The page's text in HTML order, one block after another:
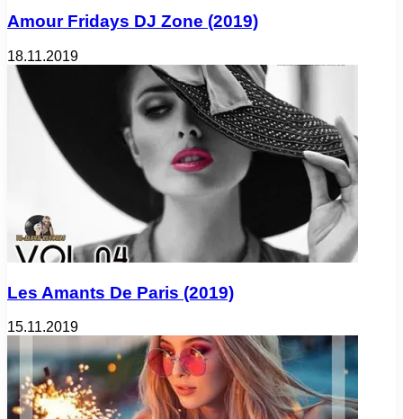
Amour Fridays DJ Zone (2019)
18.11.2019
Les Amants De Paris (2019)
15.11.2019